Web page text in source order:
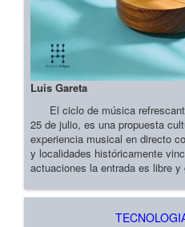
Luis Gareta
El ciclo de música
25 de julio, es una propuesta
experiencia musical en directo
y localidades históricamente
actuaciones la entrada es libre y